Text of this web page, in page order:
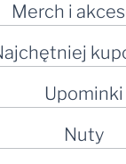
Merch i
Upominki
Nuty